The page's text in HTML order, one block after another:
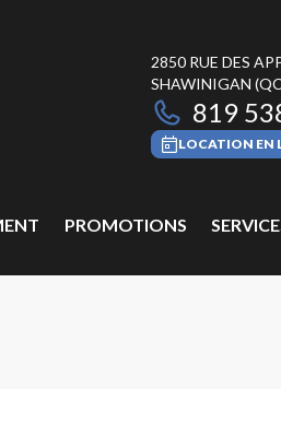
2850 RUE DES
SHAWINIGAN
819
LOCATION EN
PROMOTIONS